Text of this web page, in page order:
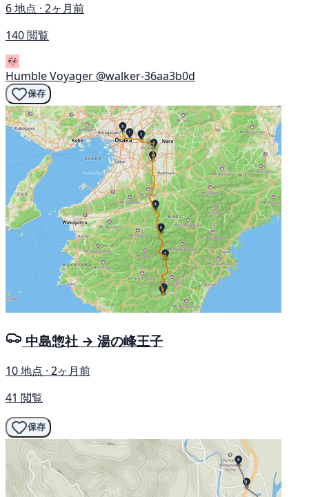
6 地点 · 2ヶ月前
140 閲覧
Humble Voyager @walker-36aa3b0d
保存
中島惣社 → 湯の峰王子
10 地点 · 2ヶ月前
41 閲覧
保存